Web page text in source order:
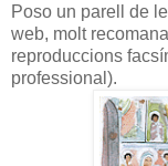
Poso un parell de
web, molt
reproduccions
professional).